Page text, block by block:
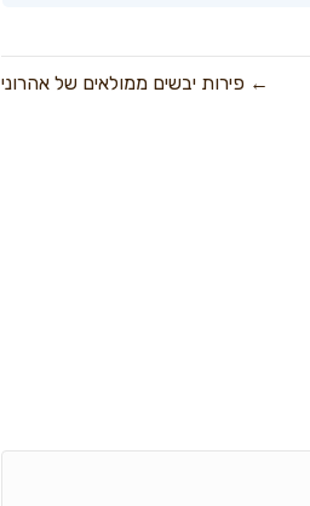
← פירות יבשים ממולאים של אהרוני